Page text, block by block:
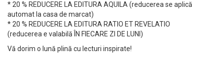
* 20 % REDUCERE LA EDITURA AQUILA (reducerea se aplică
automat la casa de marcat)
* 20 % REDUCERE LA EDITURA RATIO ET REVELATIO
(reducerea e valabilă ÎN FIECARE ZI DE LUNI)
Vă dorim o lună plină cu lecturi inspirate!